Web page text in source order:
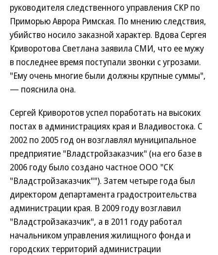
руководителя следственного управления СКР по
Приморью Аврора Римская. По мнению следствия,
убийство носило заказной характер. Вдова Сергея
Криворотова Светлана заявила СМИ, что ее мужу
в последнее время поступали звонки с угрозами.
"Ему очень многие были должны крупные суммы",
— пояснила она.
Сергей Криворотов успел поработать на высоких
постах в администрациях края и Владивостока. С
2002 по 2005 год он возглавлял муниципальное
предприятие "Владстройзаказчик" (на его базе в
2006 году было создано частное ООО "СК
"Владстройзаказчик""). Затем четыре года был
директором департамента градостроительства
администрации края. В 2009 году возглавил
"Владстройзаказчик", а в 2011 году работал
начальником управления жилищного фонда и
городских территорий администрации